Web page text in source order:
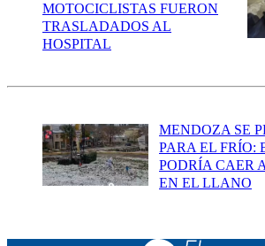
MOTOCICLISTAS FUERON
TRASLADADOS AL
HOSPITAL
MENDOZA SE
PARA EL FRÍO:
PODRÍA CAER
EN EL LLANO